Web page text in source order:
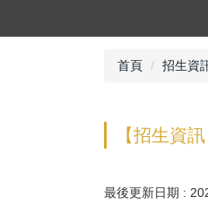
首頁 招生資
【招生資
最後更新日期 :